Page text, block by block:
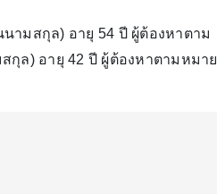
ามสกุล) อายุ 54 ปี ผู้ต้องหาตาม
กุล) อายุ 42 ปี ผู้ต้องหาตามหมาย